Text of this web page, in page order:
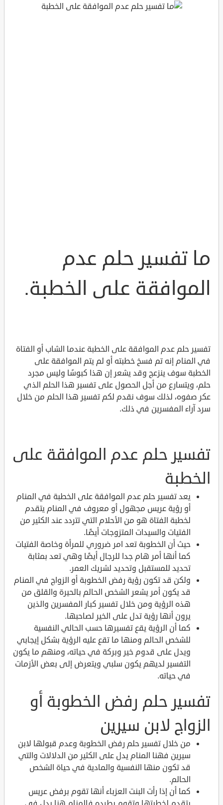
ما تفسير حلم عدم
الموافقة على الخطبة.
تفسير حلم عدم الموافقة على الخطبة عندما الشاب أو الفتاة
في المنام إنه تم فسخ خطبته أو لم يتم الموافقة على
الخطبة سوف ينزعج وقد يشعر إن هذا كبوسًا وليس مجرد
حلم، ويتسارع من أجل الحصول على تفسير هذا الحلم الذي
عكر صفوه، لذلك سوف نقدم لكم تفسير هذا الحلم من خلال
سرد آراء المفسرين في ذلك.
تفسير حلم عدم الموافقة على
الخطبة
يعد تفسير حلم عدم الموافقة على الخطبة في المنام
أو رؤية عريس مجهول أو معروف في المنام يتقدم
لخطبة الفتاة هو من الأحلام التي تتردد عند الكثير من
الفتيات والسيدات المتزوجات أيضًا.
حيث أن الخطوبة تعد امر ضروري للمرأة وخاصة الفتيات
كما أنها أمر هام جدا للرجال أيضًا وهي تعد بمثابة
تحديد للمستقبل وتحديد لشريك العمر.
ولكن قد تكون رؤية رفض الخطوبة أو الزواج في المنام
قد يكون أمر يشعر الشخص الحالم بالحيرة والقلق من
هذه الرؤية ومن خلال تفسير كبار المفسرين والذين
يرون أنها رؤية تدل على الخير لصاحبها.
كما أن الرؤية يقع تفسيرها حسب الحالي النفسية
للشخص الحالم ومنها ما تقع عليه الرؤية بشكل إيجابي
ويدل على قدوم خير وبركة في حياته، ومنهم ما يكون
التفسير لديهم يكون سلبي ويتعرض إلى بعض الأزمات
في حياته.
تفسير حلم رفض الخطوبة أو
الزواج لابن سيرين
من خلال تفسير حلم رفض الخطوبة وعدم قبولها لابن
سيرين فهنا المنام يدل على الكثير من الدلالات والتي
قد تكون منها النفسية والمادية في حياة الشخص
الحالم.
كما أن إذا رأت البنت العزباء أنها تقوم برفض عريس